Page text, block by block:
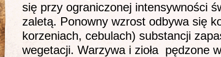
się przy ograniczonej intensywności
zaletą. Ponowny wzrost odbywa się
korzeniach, cebulach) substancji
wegetacji. Warzywa i zioła pędzone